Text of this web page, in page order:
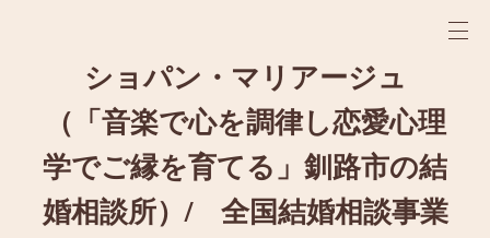
ショパン・マリアージュ
（「音楽で心を調律し恋愛心理
学でご縁を育てる」釧路市の結
婚相談所）/ 全国結婚相談事業